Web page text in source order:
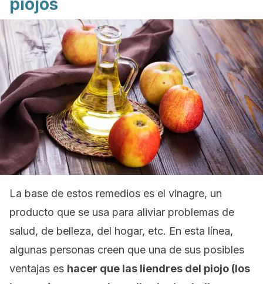
piojos
La base de estos remedios es el vinagre, un
producto que se usa para aliviar problemas de
salud, de belleza, del hogar, etc. En esta línea,
algunas personas creen que una de sus posibles
ventajas es hacer que las liendres del piojo (los